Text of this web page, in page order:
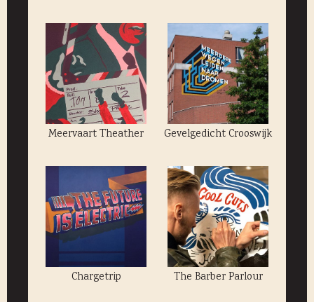
Meervaart Theather Gevelgedicht Crooswijk
Chargetrip The Barber Parlour